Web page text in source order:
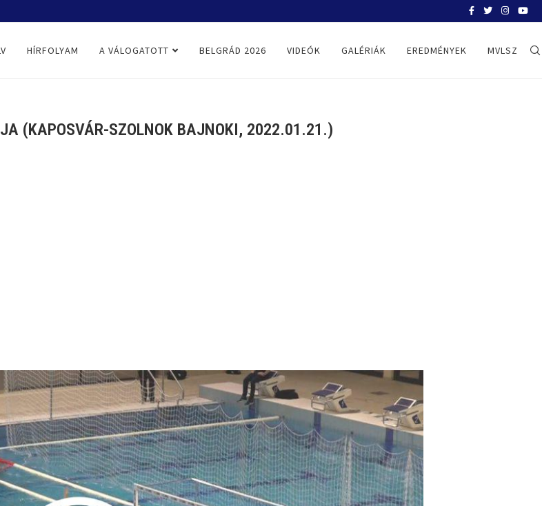
HÍRFOLYAM A VÁLOGATOTT BELGRÁD 2026 VIDEÓK GALÉRIÁK EREDMÉNYEK MVLSZ
(KAPOSVÁR-SZOLNOK BAJNOKI, 2022.01.21.)